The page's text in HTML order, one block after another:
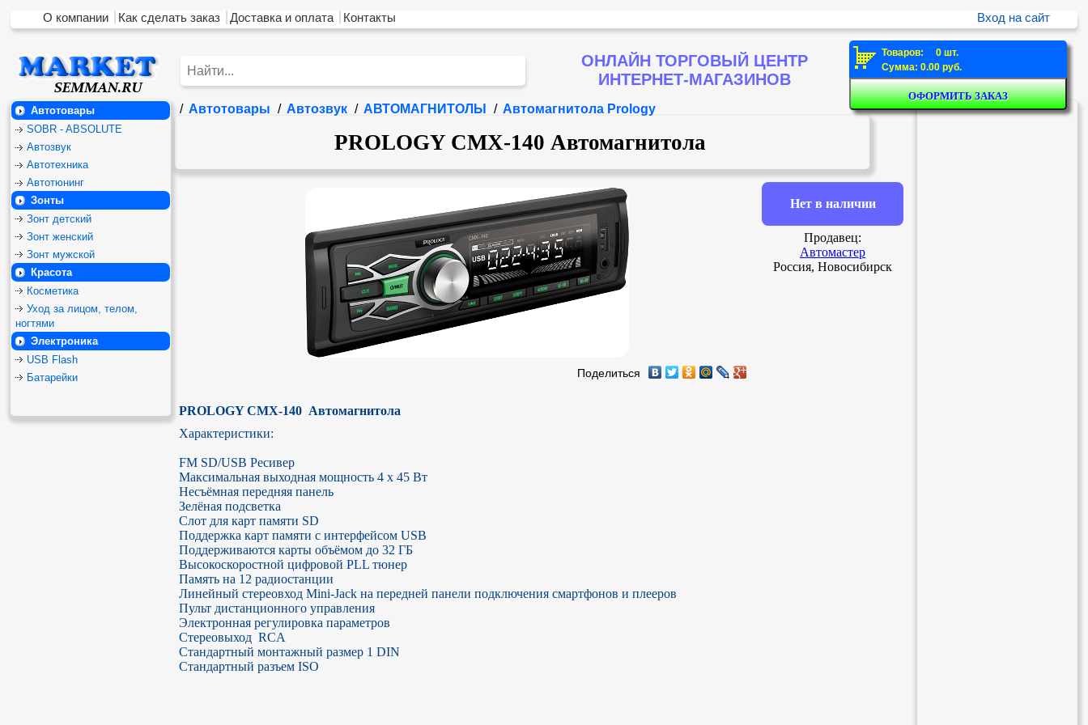
О компании Как сделать заказ Доставка и оплата Контакты Вход на сайт
ОНЛАЙН ТОРГОВЫЙ ЦЕНТР
ИНТЕРНЕТ-МАГАЗИНОВ
Товаров: 0 шт.
Сумма: 0.00 руб.
Автотовары
SOBR - ABSOLUTE
Автозвук
Автотехника
Автотюнинг
Зонты
Зонт детский
Зонт женский
Зонт мужской
Красота
Косметика
Уход за лицом, телом,
ногтями
Электроника
USB Flash
Батарейки
/ Автотовары / Автозвук / АВТОМАГНИТОЛЫ / Автомагнитола Prology
PROLOGY CMX-140 Автомагнитола
Поделиться
PROLOGY CMX-140  Автомагнитола
Характеристики:
FM SD/USB Ресивер
Максимальная выходная мощность 4 х 45 Вт
Несъёмная передняя панель
Зелёная подсветка
Слот для карт памяти SD
Поддержка карт памяти с интерфейсом USB
Поддерживаются карты объёмом до 32 ГБ
Высокоскоростной цифровой PLL тюнер
Память на 12 радиостанции
Линейный стереовход Mini-Jack на передней панели подключения смартфонов и плееров
Пульт дистанционного управления
Электронная регулировка параметров
Стереовыход  RCA
Стандартный монтажный размер 1 DIN
Стандартный разъем ISO
Нет в наличии
Продавец:
Автомастер
Россия, Новосибирск